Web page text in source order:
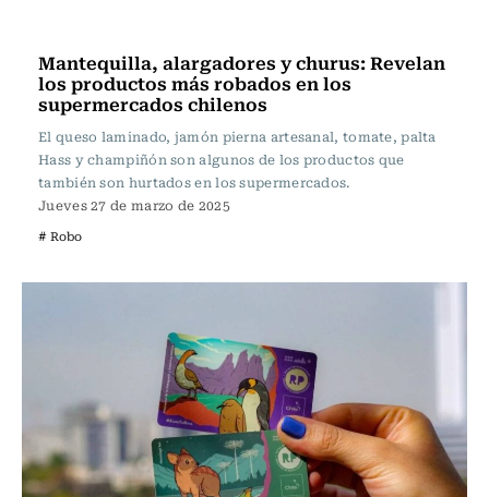
Mantequilla, alargadores y churus: Revelan
los productos más robados en los
supermercados chilenos
El queso laminado, jamón pierna artesanal, tomate, palta
Hass y champiñón son algunos de los productos que
también son hurtados en los supermercados.
Jueves 27 de marzo de 2025
# Robo